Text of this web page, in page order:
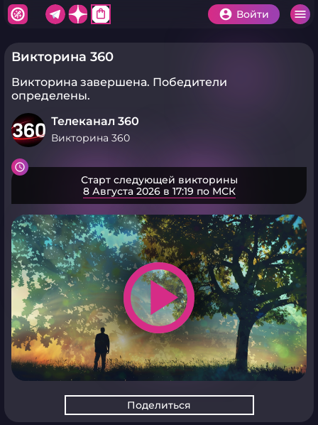
shopping_bag Войти
Викторина 360
Викторина завершена. Победители
определены.
Телеканал 360
Викторина 360
Старт следующей викторины
8 Августа 2026 в 17:19 по МСК
play_arrow
Поделиться